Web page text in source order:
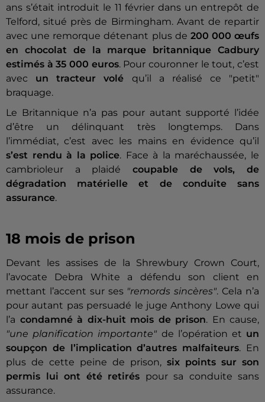
ans s’était introduit le 11 février dans un entrepôt de
Telford, situé près de Birmingham. Avant de repartir
avec une remorque détenant plus de 200 000 œufs
en chocolat de la marque britannique Cadbury
estimés à 35 000 euros. Pour couronner le tout, c’est
avec un tracteur volé qu’il a réalisé ce "petit"
braquage.
Le Britannique n’a pas pour autant supporté l’idée
d’être un délinquant très longtemps. Dans
l’immédiat, c’est avec les mains en évidence qu’il
s’est rendu à la police. Face à la maréchaussée, le
cambrioleur a plaidé coupable de vols, de
dégradation matérielle et de conduite sans
assurance.
18 mois de prison
Devant les assises de la Shrewbury Crown Court,
l’avocate Debra White a défendu son client en
mettant l’accent sur ses "remords sincères". Cela n’a
pour autant pas persuadé le juge Anthony Lowe qui
l’a condamné à dix-huit mois de prison. En cause,
"une planification importante" de l’opération et un
soupçon de l’implication d’autres malfaiteurs. En
plus de cette peine de prison, six points sur son
permis lui ont été retirés pour sa conduite sans
assurance.